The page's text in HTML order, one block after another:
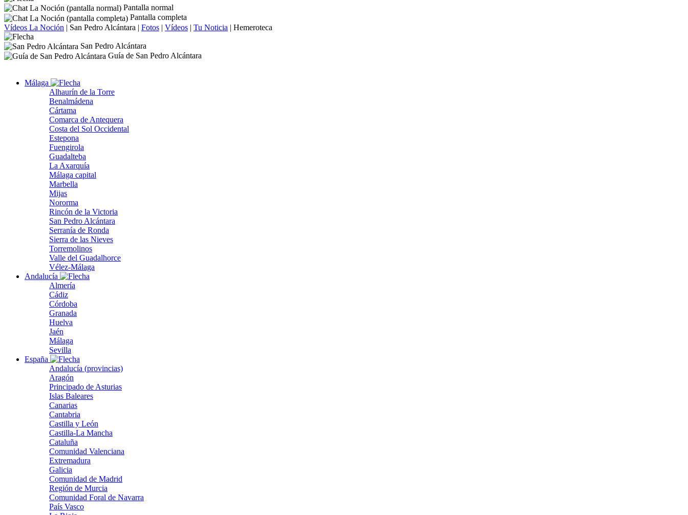
Pantalla normal
Pantalla completa
Vídeos La Noción | San Pedro Alcántara | Fotos | Vídeos | Tu Noticia | Hemeroteca
San Pedro Alcántara
Guía de San Pedro Alcántara
Málaga
Alhaurín de la Torre
Benalmádena
Cártama
Comarca de Antequera
Costa del Sol Occidental
Estepona
Fuengirola
Guadalteba
La Axarquía
Málaga capital
Marbella
Mijas
Nororma
Rincón de la Victoria
San Pedro Alcántara
Serranía de Ronda
Sierra de las Nieves
Torremolinos
Valle del Guadalhorce
Vélez-Málaga
Andalucía
Almería
Cádiz
Córdoba
Granada
Huelva
Jaén
Málaga
Sevilla
España
Andalucía (provincias)
Aragón
Principado de Asturias
Islas Baleares
Canarias
Cantabria
Castilla y León
Castilla-La Mancha
Cataluña
Comunidad Valenciana
Extremadura
Galicia
Comunidad de Madrid
Región de Murcia
Comunidad Foral de Navarra
País Vasco